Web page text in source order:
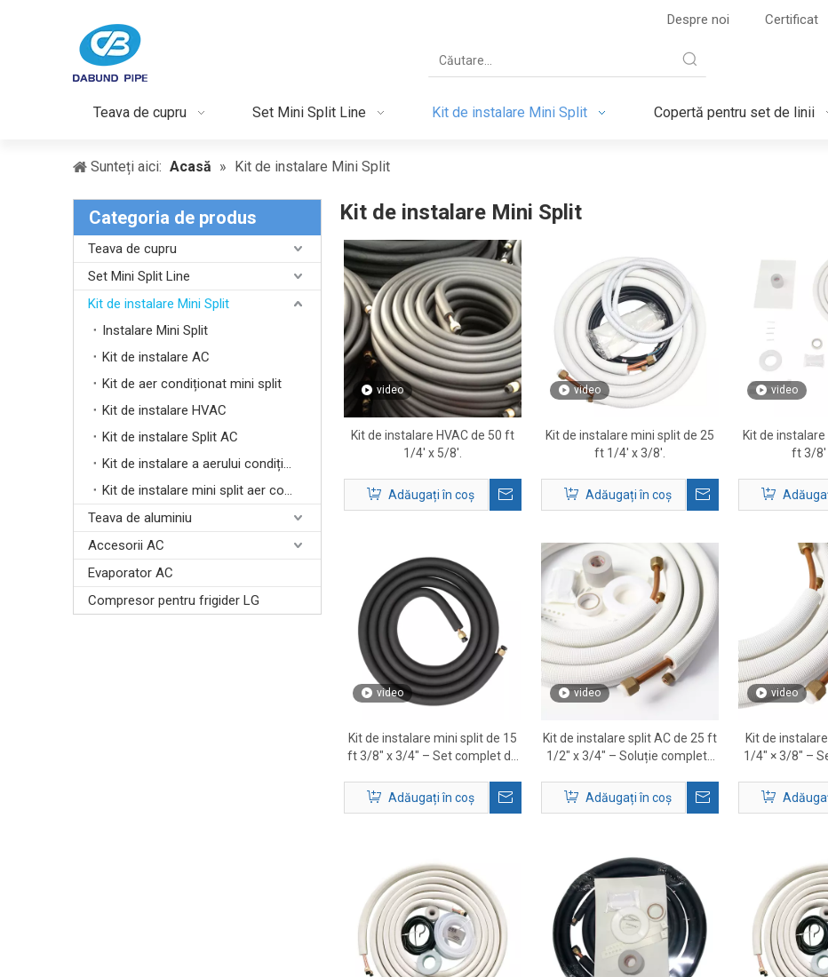
Despre noi Certificat
Teava de cupru Set Mini Split Line Kit de instalare Mini Split Copertă pentru set de linii
Sunteți aici: Acasă » Kit de instalare Mini Split
Categoria de produs
Teava de cupru
Set Mini Split Line
Kit de instalare Mini Split
Instalare Mini Split
Kit de instalare AC
Kit de aer condiționat mini split
Kit de instalare HVAC
Kit de instalare Split AC
Kit de instalare a aerului condiționat cu sistem split
Kit de instalare mini split aer condiționat
Teava de aluminiu
Accesorii AC
Evaporator AC
Compresor pentru frigider LG
Kit de instalare Mini Split
video
Kit de instalare HVAC de 50 ft
1/4' x 5/8'.
Adăugați în coș
video
Kit de instalare mini split de 25
ft 1/4' x 3/8'.
Adăugați în coș
video
Kit de
ft 3/8'
video
Kit de instalare mini split de 15
ft 3/8″ x 3/4″ – Set complet de
Adăugați în coș
video
Kit de instalare split AC de 25 ft
1/2″ x 3/4″ – Soluție completă
Adăugați în coș
video
Kit de
1/4″ × 3/8″ –